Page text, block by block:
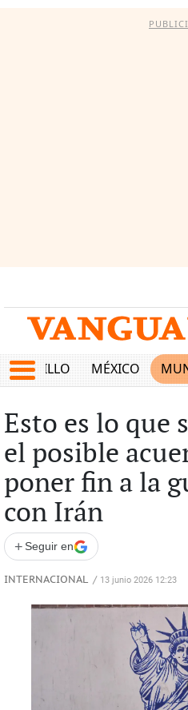
SALTILLO MÉXICO
Esto es lo que
el posible
poner fin a la
con Irán
+ Seguir en
INTERNACIONAL / 13 junio 2026 12:23